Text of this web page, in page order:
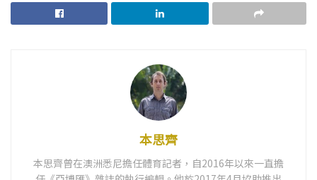
本思齊
本思齊曾在澳洲悉尼擔任體育記者，自2016年以來一直擔